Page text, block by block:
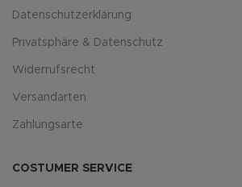
Datenschutzerklärung
Privatsphäre & Datenschutz
Widerrufsrecht
Versandarten
Zahlungsarte
COSTUMER SERVICE